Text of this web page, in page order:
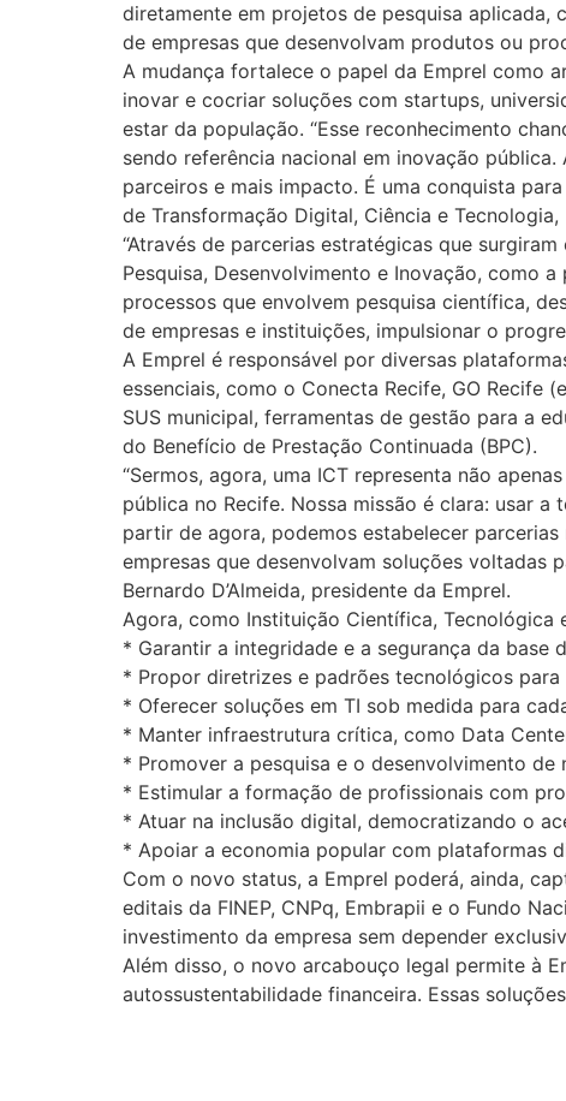
diretamente em projetos de pesquisa
de empresas que desenvolvam produtos ou
A mudança fortalece o papel da Emprel como
inovar e cocriar soluções com startups,
estar da população. “Esse reconhecimento
sendo referência nacional em inovação
parceiros e mais impacto. É uma conquista
de Transformação Digital, Ciência e Tecnologia,
“Através de parcerias estratégicas que
Pesquisa, Desenvolvimento e Inovação, como
processos que envolvem pesquisa científica,
de empresas e instituições, impulsionar o
A Emprel é responsável por diversas
essenciais, como o Conecta Recife, GO Recife
SUS municipal, ferramentas de gestão para a
do Benefício de Prestação Continuada (BPC).
“Sermos, agora, uma ICT representa não
pública no Recife. Nossa missão é clara: usar
partir de agora, podemos estabelecer
empresas que desenvolvam soluções voltadas
Bernardo D’Almeida, presidente da Emprel.
Agora, como Instituição Científica, Tecnológica
* Garantir a integridade e a segurança da
* Propor diretrizes e padrões tecnológicos
* Oferecer soluções em TI sob medida para
* Manter infraestrutura crítica, como Data
* Promover a pesquisa e o desenvolvimento
* Estimular a formação de profissionais com
* Atuar na inclusão digital, democratizando o
* Apoiar a economia popular com plataformas
Com o novo status, a Emprel poderá, ainda,
editais da FINEP, CNPq, Embrapii e o Fundo
investimento da empresa sem depender
Além disso, o novo arcabouço legal permite à
autossustentabilidade financeira. Essas